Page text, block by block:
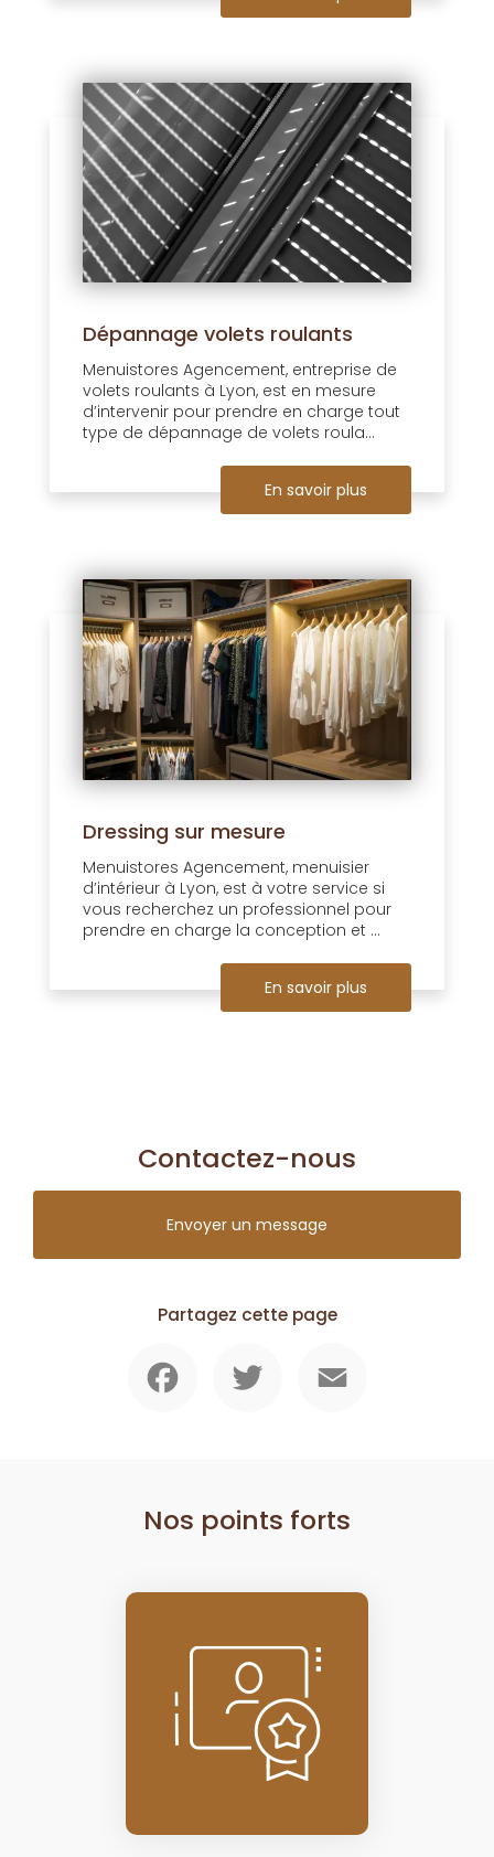
Dépannage volets roulants
Menuistores Agencement, entreprise de
volets roulants à Lyon, est en mesure
d’intervenir pour prendre en charge tout
type de dépannage de volets roula...
En savoir plus
Dressing sur mesure
Menuistores Agencement, menuisier
d’intérieur à Lyon, est à votre service si
vous recherchez un professionnel pour
prendre en charge la conception et ...
En savoir plus
Contactez-nous
Envoyer un message
Partagez cette page
Nos points forts